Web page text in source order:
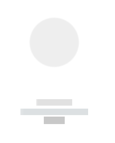
------------
----------- -----------